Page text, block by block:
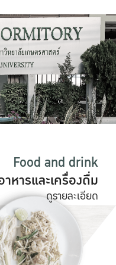
Food and drink
าหารและเครื่องดื่ม
ดูรายละเอียด